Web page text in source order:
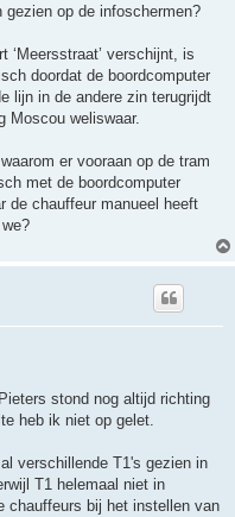
op de infoschermen?
‘Meersstraat’ verschijnt, is
doordat de boordcomputer
lijn in de andere zin terugrijdt
Moscou weliswaar.
er vooraan op de tram
met de boordcomputer
de chauffeur manueel heeft
stond nog altijd richting
heb ik niet op gelet.
verschillende T1's gezien in
T1 helemaal niet in
chauffeurs bij het instellen van